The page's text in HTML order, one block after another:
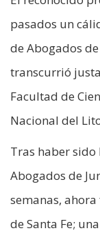
pasados un
de Abogados
transcurrió
Facultad de
Nacional del
Tras haber sido
Abogados de
semanas,
de Santa Fe;